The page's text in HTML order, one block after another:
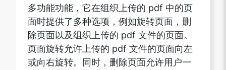
多功能功能，它在组织上传的 pdf 中的页
面时提供了多种选项，例如旋转页面，删
除页面以及组织上传的 pdf 文件的页面。
页面旋转允许上传的 pdf 文件的页面向左
或向右旋转。同时，删除页面允许用户一